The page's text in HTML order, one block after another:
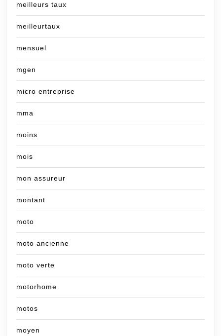
meilleurs taux
meilleurtaux
mensuel
mgen
micro entreprise
mma
moins
mois
mon assureur
montant
moto
moto ancienne
moto verte
motorhome
motos
moyen